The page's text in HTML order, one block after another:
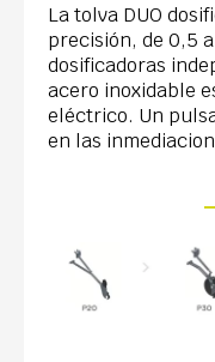
La tolva DUO
precisión, de 0,5
dosificadoras
acero inoxidable
eléctrico. Un
en las